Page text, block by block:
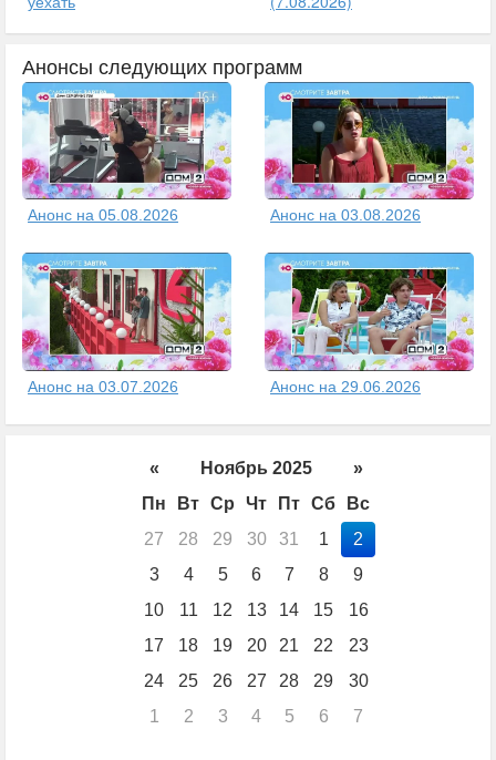
Анонсы следующих программ
Анонс на 05.08.2026 Анонс на 03.08.2026
Анонс на 03.07.2026 Анонс на 29.06.2026
« Ноябрь 2025
»
Пн
Вт Ср Чт Пт Сб
Вс
27
28 29 30 31 1
2
3
4 5 6 7 8
9
10
11 12 13 14 15
16
17
18 19 20 21 22
23
24
25 26 27 28 29
30
1
2 3 4 5 6 7